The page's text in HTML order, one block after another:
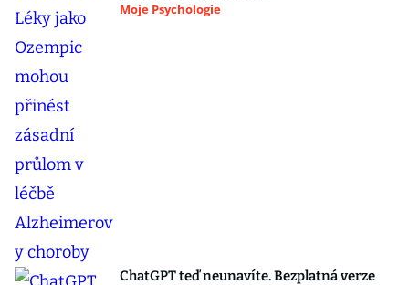
Moje Psychologie
ChatGPT teď neunavíte. Bezplatná verze